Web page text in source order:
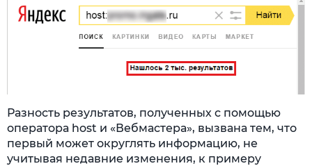
Разность результатов, полученных с помощью
оператора host и «Вебмастера», вызвана тем, что
первый может округлять информацию, не
учитывая недавние изменения, к примеру